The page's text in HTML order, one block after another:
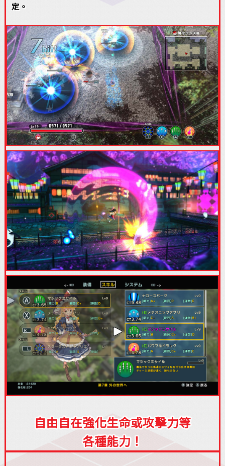
定。
自由自在強化生命或攻擊力等
各種能力！